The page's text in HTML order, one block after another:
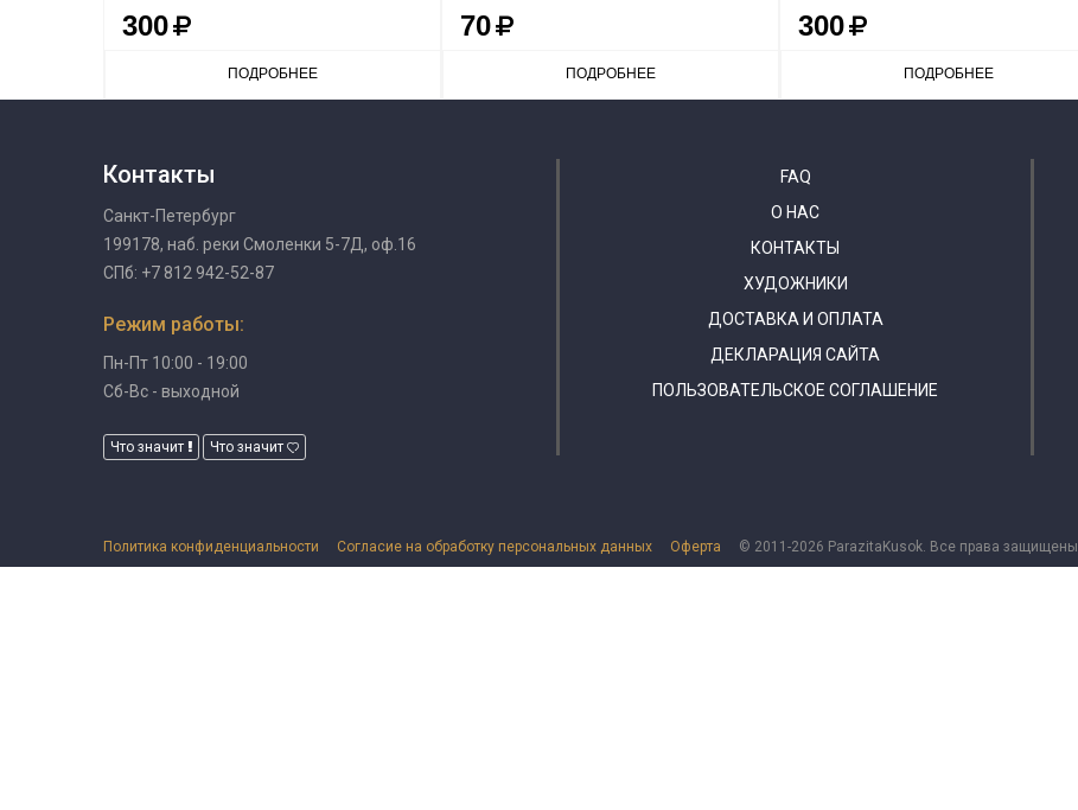
300
ПОДРОБНЕЕ
70
ПОДРОБНЕЕ
300
ПОДРОБНЕЕ
Контакты
Санкт-Петербург
199178, наб. реки Смоленки 5-7Д, оф.16
СПб: +7 812 942-52-87
Режим работы:
Пн-Пт 10:00 - 19:00
Сб-Вс - выходной
Что значит Что значит
FAQ
О НАС
КОНТАКТЫ
ХУДОЖНИКИ
ДОСТАВКА И ОПЛАТА
ДЕКЛАРАЦИЯ САЙТА
ПОЛЬЗОВАТЕЛЬСКОЕ СОГЛАШЕНИЕ
Политика конфиденциальности Согласие на обработку персональных данных Оферта © 2011-2026 ParazitaKusok. Все права защищены.